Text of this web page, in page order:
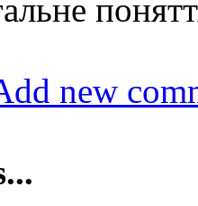
new